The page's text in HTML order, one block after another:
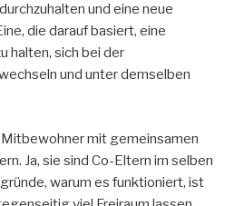
und eine neue
die darauf basiert, eine
halten, sich bei der
und unter demselben
mit gemeinsamen
Ja, sie sind Co-Eltern im selben
warum es funktioniert, ist